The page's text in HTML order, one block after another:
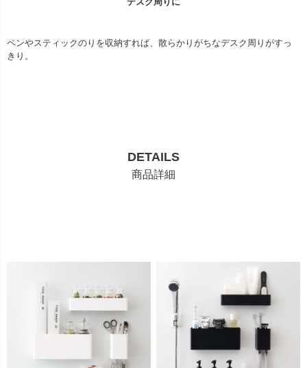
ペンやスティックのりを収納すれば、散らかりがちなデスク周りがすっ
きり。
DETAILS
商品詳細